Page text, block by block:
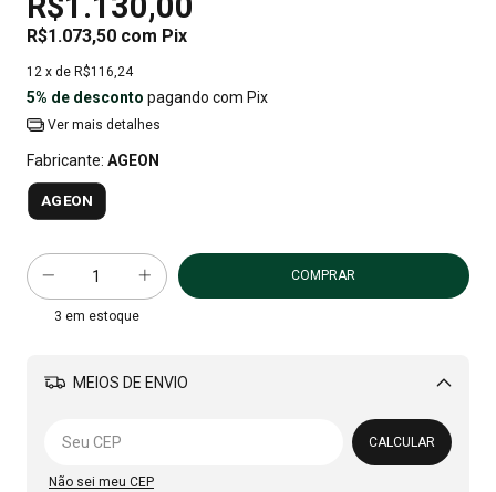
R$1.073,50 com Pix
12 x de R$116,24
5% de desconto pagando com Pix
Ver mais detalhes
Fabricante: AGEON
AGEON
3 em estoque
MEIOS DE ENVIO
Alterar CEP
CALCULAR
Não sei meu CEP